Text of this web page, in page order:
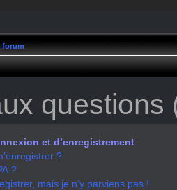
forum
et d’enregistrement
?
?
mais je n’y parviens pas !